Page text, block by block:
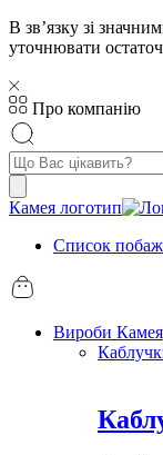
В звʼязку зі
уточнювати
Про компанію
Пошук
товарів
Камея логотип
Список
Вироби Камея